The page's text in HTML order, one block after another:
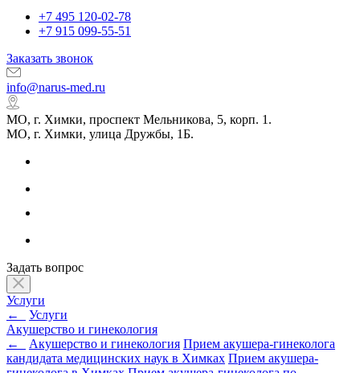
+7 495 120-02-78
+7 915 099-55-51
Заказать звонок
info@narus-med.ru
МО, г. Химки, проспект Мельникова, 5, корп. 1.
МО, г. Химки, улица Дружбы, 1Б.
Задать вопрос
Услуги
←
Услуги
Акушерство и гинекология
←
Акушерство и гинекология Прием акушера-гинеколога
кандидата медицинских наук в Химках Прием акушера-